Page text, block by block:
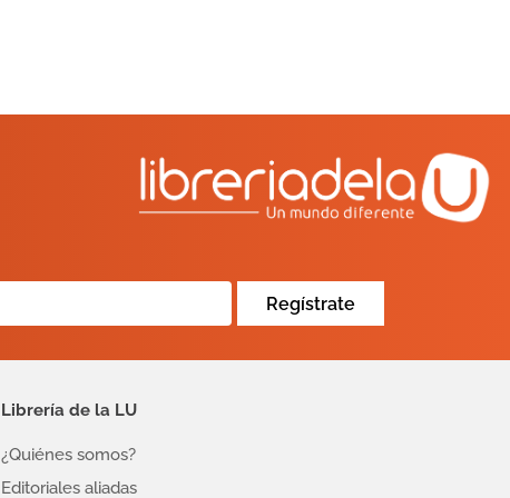
Regístrate
Librería de la LU
¿Quiénes somos?
Editoriales aliadas